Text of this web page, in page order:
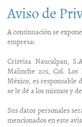
Aviso de
A continuación se
empresa:
Crisvisa Naucalpan,
Malinche 205, Col. Los
México, es responsable
se le dé a los mismos y
Sus datos personales
mencionados en este